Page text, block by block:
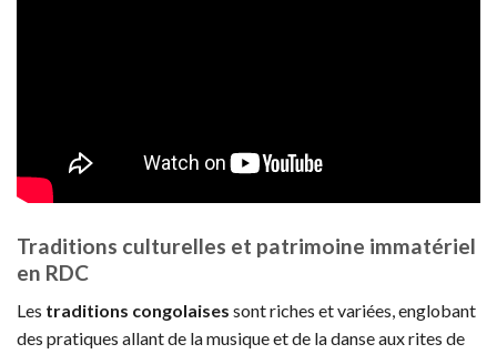
Traditions culturelles et patrimoine immatériel
en RDC
Les traditions congolaises sont riches et variées, englobant
des pratiques allant de la musique et de la danse aux rites de